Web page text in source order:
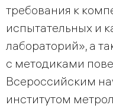
требования к
испытательных и
лабораторий», а
с методиками
Всероссийским
институтом